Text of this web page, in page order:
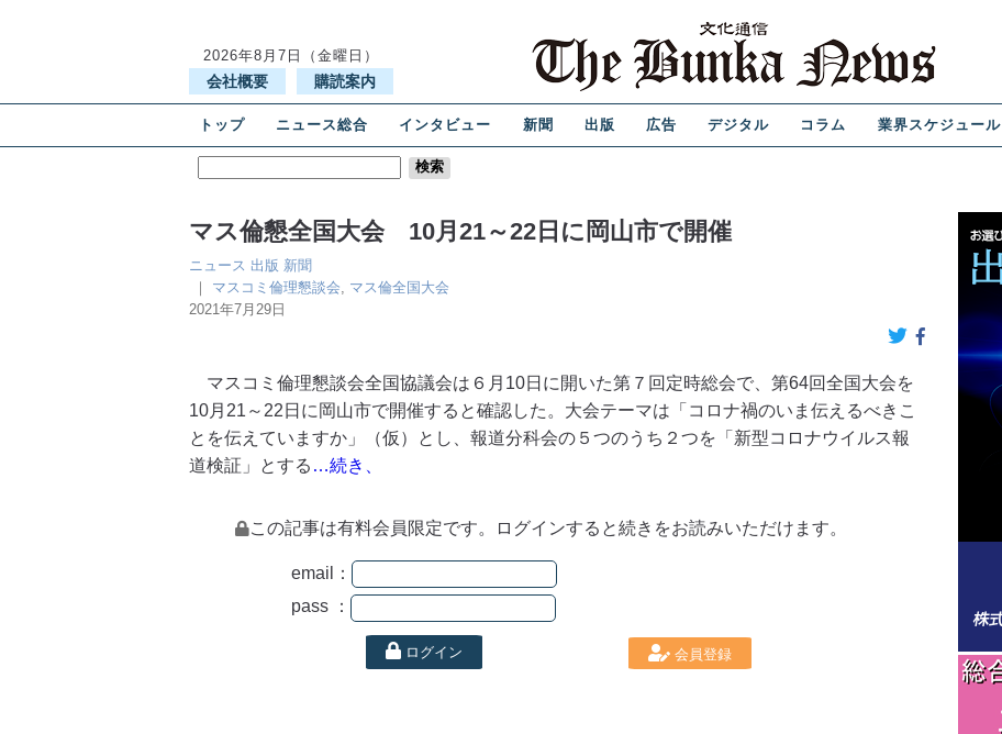
2026年8月7日（金曜日）
会社概要 購読案内
トップ ニュース総合 インタビュー 新聞 出版 広告 デジタル コラム 業界スケジュール
マス倫懇全国大会 10月21～22日に岡山市で開催
ニュース 出版 新聞
｜ マスコミ倫理懇談会, マス倫全国大会
2021年7月29日
マスコミ倫理懇談会全国協議会は６月10日に開いた第７回定時総会で、第64回全国大会を
10月21～22日に岡山市で開催すると確認した。大会テーマは「コロナ禍のいま伝えるべきこ
とを伝えていますか」（仮）とし、報道分科会の５つのうち２つを「新型コロナウイルス報
道検証」とする …続き、
この記事は有料会員限定です。ログインすると続きをお読みいただけます。
email：
pass ：
ログイン 会員登録